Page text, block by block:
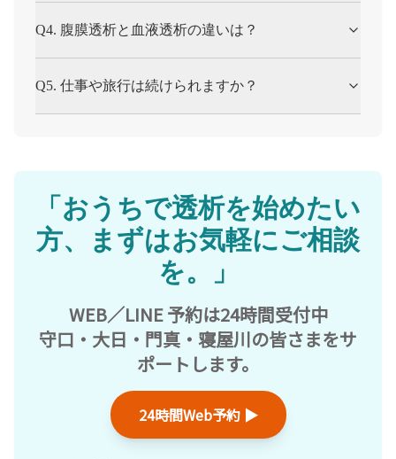
Q4. 腹膜透析と血液透析の違いは？
Q5. 仕事や旅行は続けられますか？
「おうちで透析を始めたい
方、まずはお気軽にご相談
を。」
WEB／LINE 予約は24時間受付中
守口・大日・門真・寝屋川の皆さまをサ
ポートします。
24時間Web予約 ▶︎